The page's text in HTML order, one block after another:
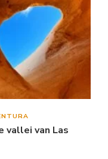
vallei van Las